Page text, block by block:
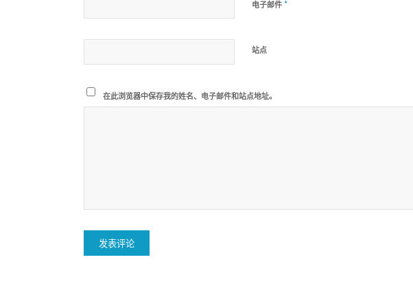
电子邮件 *
站点
在此浏览器中保存我的姓名、电子邮件和站点地址。